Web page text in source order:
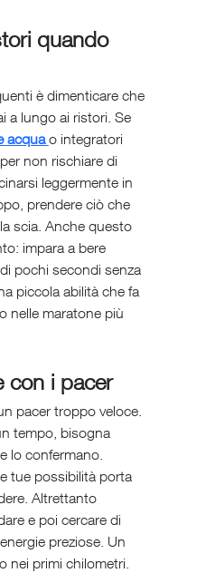
quando
è dimenticare che
a lungo ai ristori. Se
acqua o integratori
non rischiare di
leggermente in
prendere ciò che
scia. Anche questo
impara a bere
pochi secondi senza
piccola abilità che fa
nelle maratone più
con i pacer
pacer troppo veloce.
tempo, bisogna
lo confermano.
tue possibilità porta
Altrettanto
e poi cercare di
preziose. Un
nei primi chilometri.